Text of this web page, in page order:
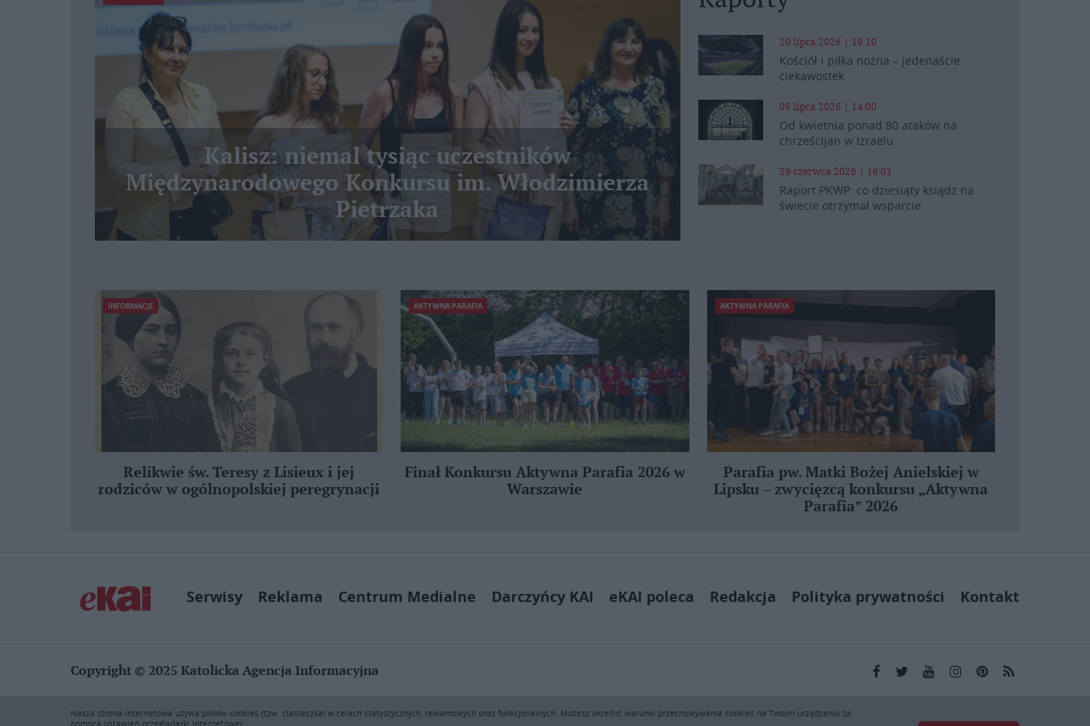
Kalisz: niemal tysiąc uczestników
Międzynarodowego Konkursu im. Włodzimierza
Pietrzaka
20 lipca 2026 | 19:10
Kościół i piłka nożna – jedenaście
ciekawostek
09 lipca 2026 | 14:00
Od kwietnia ponad 80 ataków na
chrześcijan w Izraelu
29 czerwca 2026 | 16:01
Raport PKWP: co dziesiąty ksiądz na
świecie otrzymał wsparcie
INFORMACJE
Relikwie św. Teresy z Lisieux i jej
rodziców w ogólnopolskiej peregrynacji
AKTYWNA PARAFIA
Finał Konkursu Aktywna Parafia 2026 w
Warszawie
AKTYWNA PARAFIA
Parafia pw. Matki Bożej Anielskiej w
Lipsku – zwycięzcą konkursu „Aktywna
Parafia” 2026
Serwisy Reklama Centrum Medialne Darczyńcy KAI eKAI poleca Redakcja Polityka prywatności Kontakt
Copyright © 2025 Katolicka Agencja Informacyjna
rozpowszechnianie zawartości niniejszego serwisu lub jej sprzedaż (także framing i in. podobne metody), są bez uprzedniej pisemnej zgody KAI zabronione i stanowią naruszenie ustaw o
Nasza strona internetowa używa plików cookies (tzw. ciasteczka) w celach statystycznych, reklamowych oraz funkcjonalnych. Możesz określić warunki przechowywania cookies na Twoim urządzeniu za